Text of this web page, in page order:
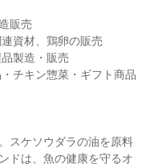
販売
資材、鶏卵の販売
製造・販売
チキン惣菜・ギフト商品
スケソウダラの油を原料
ドは、魚の健康を守るオ